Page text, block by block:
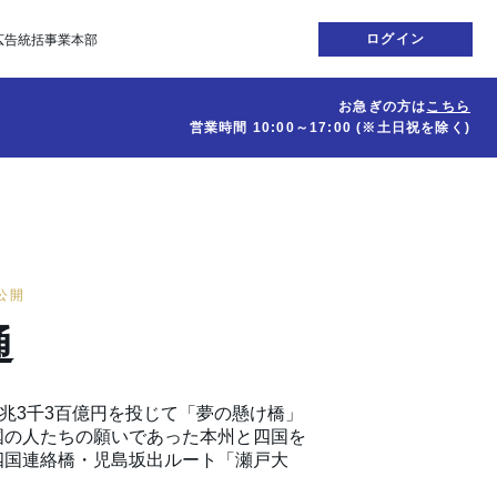
告統括事業本部 ログイン
お急ぎの方はこちら
営業時間 10:00～17:00(※土日祝を除く)
開
3千3百億円を投じて「夢の懸け橋」
人たちの願いであった本州と四国を
連絡橋・児島坂出ルート「瀬戸大